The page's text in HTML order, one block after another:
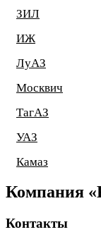
ЗИЛ
ИЖ
ЛуАЗ
Москвич
ТагАЗ
УАЗ
Камаз
Компания
Контакты